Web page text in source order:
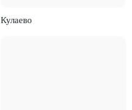
Кулаево